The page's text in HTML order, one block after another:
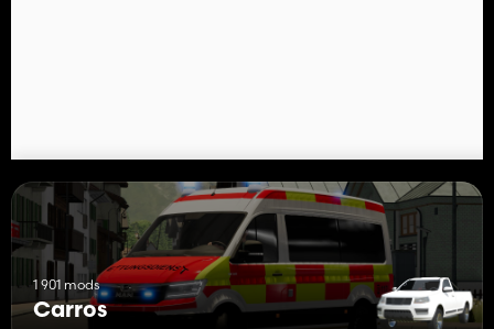
1 901 mods
Carros